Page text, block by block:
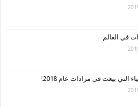
التي بيعت في مزادات عام 2018!